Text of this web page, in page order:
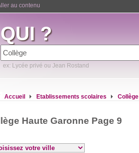
au contenu
QUI ?
ex: Lycée privé ou Jean Rostand
Accueil Etablissements scolaires Collège
Haute Garonne Page 9